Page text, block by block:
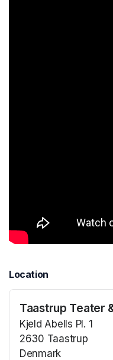
Location
Taastrup Teater
Kjeld Abells Pl. 1
2630 Taastrup
Denmark